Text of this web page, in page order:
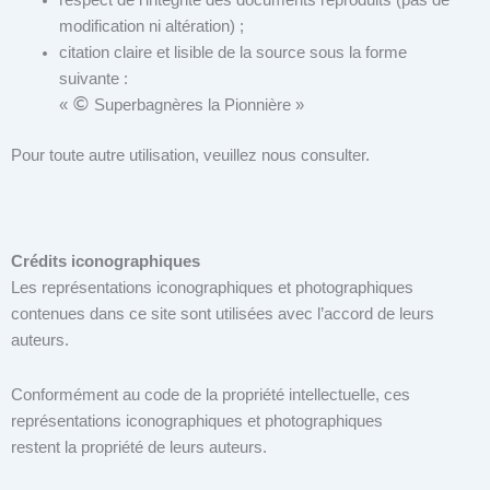
modification ni altération) ;
citation claire et lisible de la source sous la forme
suivante :
« © Superbagnères la Pionnière »
Pour toute autre utilisation, veuillez nous consulter.
Crédits iconographiques
Les représentations iconographiques et photographiques
contenues dans ce site sont utilisées avec l’accord de leurs
auteurs.
Conformément au code de la propriété intellectuelle, ces
représentations iconographiques et photographiques
restent la propriété de leurs auteurs.